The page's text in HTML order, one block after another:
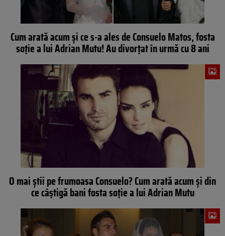
Cum arată acum și ce s-a ales de Consuelo Matos, fosta
soție a lui Adrian Mutu! Au divorțat în urmă cu 8 ani
O mai știi pe frumoasa Consuelo? Cum arată acum și din
ce câștigă bani fosta soție a lui Adrian Mutu